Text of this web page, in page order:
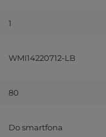
1
WMI14220712-LB
80
Do smartfona